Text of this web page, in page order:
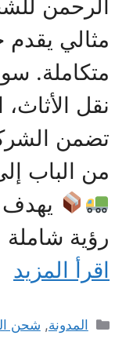
الرحمن
مثالي
متكاملة.
نقل الأثاث،
تضمن
من الباب
يهدف
رؤية
اقرأ المزيد
التصنيفات
المدونة, شحن